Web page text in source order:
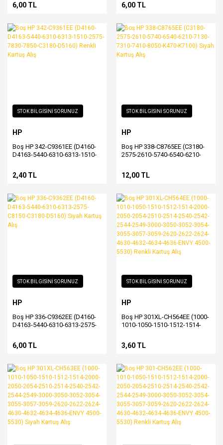
6,00 TL 6,00 TL
STOK BİLGİSİNİ SORUNUZ
HP
Boş HP 342-C9361EE (D4160-
D4163-5440-6310-6313-1510-
Renkli Kartuş Alış
2,40 TL
STOK BİLGİSİNİ SORUNUZ
HP
Boş HP 338-C8765EE (C3180-
2575-2610-5740-6540-6210-
K7100) Siyah Kartuş Alış
12,00 TL
STOK BİLGİSİNİ SORUNUZ
HP
Boş HP 336-C9362EE (D4160-
D4163-5440-6310-6313-2575-
Kartuş Alış
6,00 TL
STOK BİLGİSİNİ SORUNUZ
HP
Boş HP 301XL-CH564EE (1000-
1010-1050-1510-1512-1514-
2540-2542-2544-2549-3000-
3050-3052-3054-3055-3057-
4632-4634-4636-ENVY 4500-
5530) Renkli Kartuş Alış
3,60 TL